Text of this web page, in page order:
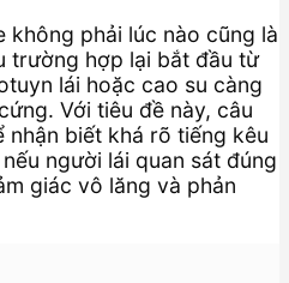
không phải lúc nào cũng là
trường hợp lại bắt đầu từ
lái hoặc cao su càng
Với tiêu đề này, câu
biết khá rõ tiếng kêu
người lái quan sát đúng
giác vô lăng và phản